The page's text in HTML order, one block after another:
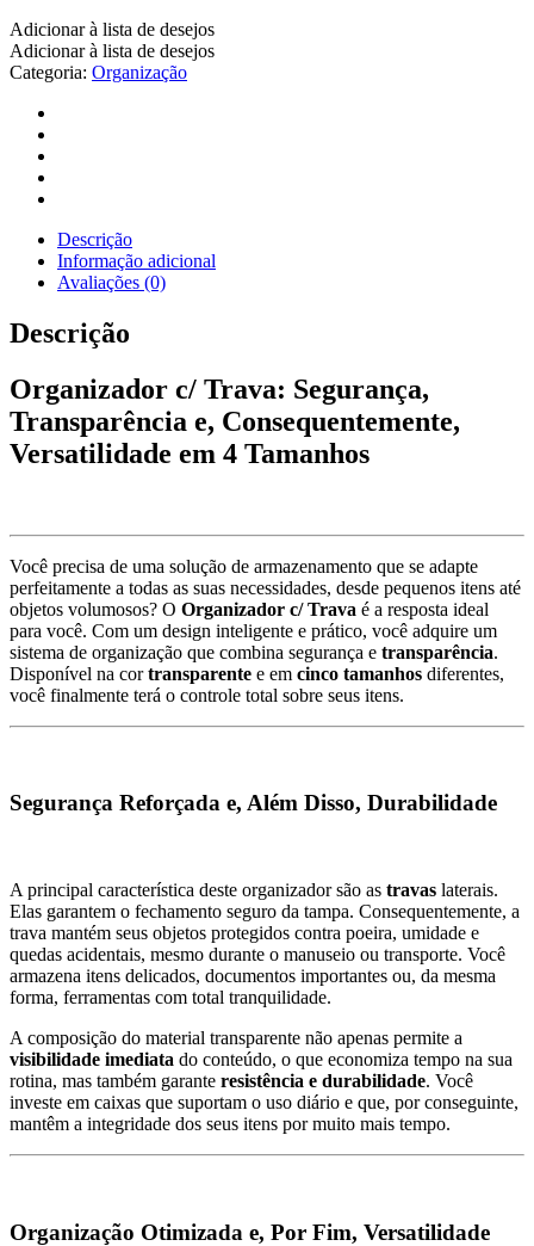
Adicionar à lista de desejos
Adicionar à lista de desejos
Categoria: Organização
Descrição
Informação adicional
Avaliações (0)
Descrição
Organizador c/ Trava: Segurança,
Transparência e, Consequentemente,
Versatilidade em 4 Tamanhos
Você precisa de uma solução de armazenamento que se adapte
perfeitamente a todas as suas necessidades, desde pequenos itens até
objetos volumosos? O Organizador c/ Trava é a resposta ideal
para você. Com um design inteligente e prático, você adquire um
sistema de organização que combina segurança e transparência.
Disponível na cortransparente e em cinco tamanhos diferentes,
você finalmente terá o controle total sobre seus itens.
Segurança Reforçada e, Além Disso, Durabilidade
A principal característica deste organizador são as travas laterais.
Elas garantem o fechamento seguro da tampa. Consequentemente, a
trava mantém seus objetos protegidos contra poeira, umidade e
quedas acidentais, mesmo durante o manuseio ou transporte. Você
armazena itens delicados, documentos importantes ou, da mesma
forma, ferramentas com total tranquilidade.
A composição do material transparente não apenas permite a
visibilidade imediata do conteúdo, o que economiza tempo na sua
rotina, mas também garante resistência e durabilidade. Você
investe em caixas que suportam o uso diário e que, por conseguinte,
mantêm a integridade dos seus itens por muito mais tempo.
Organização Otimizada e, Por Fim, Versatilidade